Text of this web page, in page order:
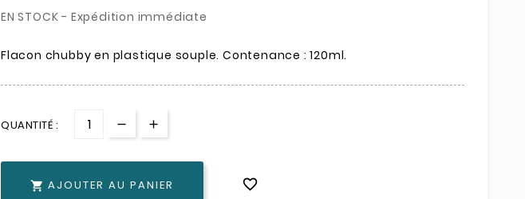
EN STOCK - Expédition immédiate
Flacon chubby en plastique souple. Contenance : 120ml.
QUANTITÉ :
 AJOUTER AU PANIER 